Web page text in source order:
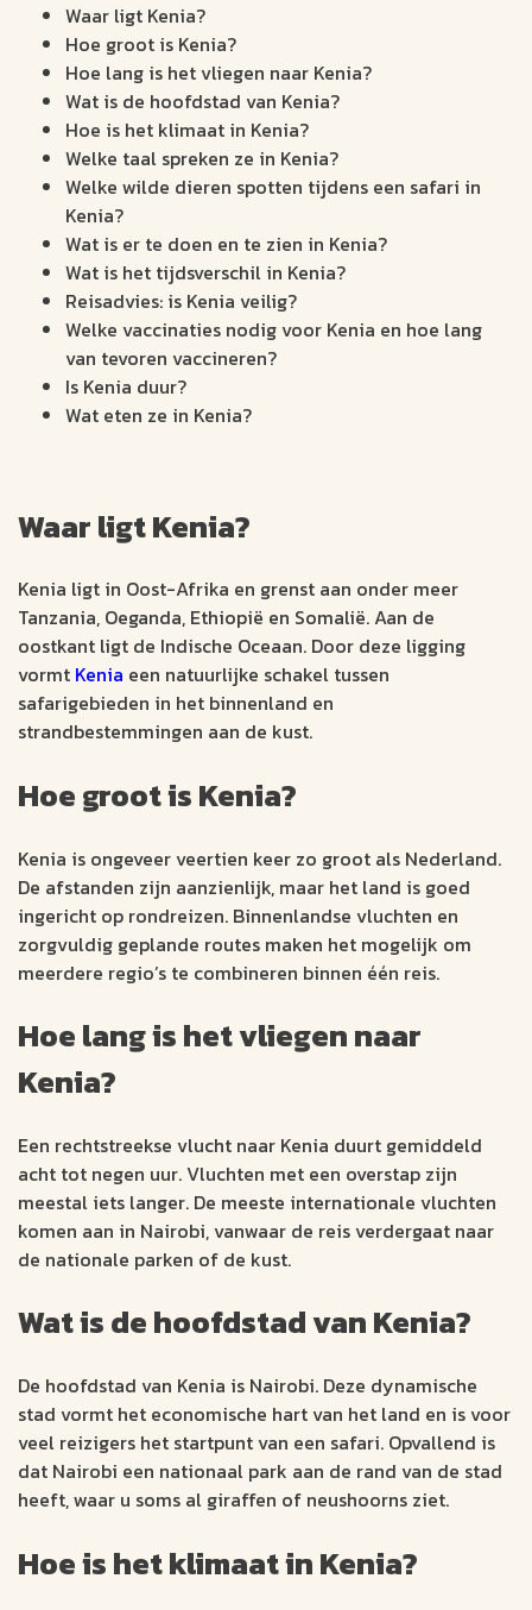
Waar ligt Kenia?
Hoe groot is Kenia?
Hoe lang is het vliegen naar Kenia?
Wat is de hoofdstad van Kenia?
Hoe is het klimaat in Kenia?
Welke taal spreken ze in Kenia?
Welke wilde dieren spotten tijdens een safari in
Kenia?
Wat is er te doen en te zien in Kenia?
Wat is het tijdsverschil in Kenia?
Reisadvies: is Kenia veilig?
Welke vaccinaties nodig voor Kenia en hoe lang
van tevoren vaccineren?
Is Kenia duur?
Wat eten ze in Kenia?
Waar ligt Kenia?
Kenia ligt in Oost-Afrika en grenst aan onder meer
Tanzania, Oeganda, Ethiopië en Somalië. Aan de
oostkant ligt de Indische Oceaan. Door deze ligging
vormt Kenia een natuurlijke schakel tussen
safarigebieden in het binnenland en
strandbestemmingen aan de kust.
Hoe groot is Kenia?
Kenia is ongeveer veertien keer zo groot als Nederland.
De afstanden zijn aanzienlijk, maar het land is goed
ingericht op rondreizen. Binnenlandse vluchten en
zorgvuldig geplande routes maken het mogelijk om
meerdere regio’s te combineren binnen één reis.
Hoe lang is het vliegen naar
Kenia?
Een rechtstreekse vlucht naar Kenia duurt gemiddeld
acht tot negen uur. Vluchten met een overstap zijn
meestal iets langer. De meeste internationale vluchten
komen aan in Nairobi, vanwaar de reis verdergaat naar
de nationale parken of de kust.
Wat is de hoofdstad van Kenia?
De hoofdstad van Kenia is Nairobi. Deze dynamische
stad vormt het economische hart van het land en is voor
veel reizigers het startpunt van een safari. Opvallend is
dat Nairobi een nationaal park aan de rand van de stad
heeft, waar u soms al giraffen of neushoorns ziet.
Hoe is het klimaat in Kenia?